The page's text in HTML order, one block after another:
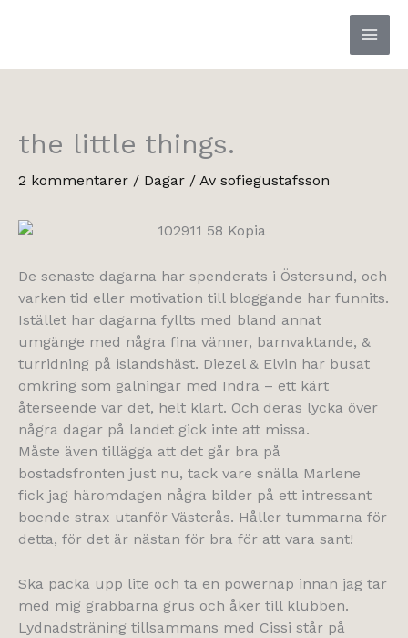
the little things.
2 kommentarer / Dagar / Av sofiegustafsson
De senaste dagarna har spenderats i Östersund, och
varken tid eller motivation till bloggande har funnits.
Istället har dagarna fyllts med bland annat
umgänge med några fina vänner, barnvaktande, &
turridning på islandshäst. Diezel & Elvin har busat
omkring som galningar med Indra – ett kärt
återseende var det, helt klart. Och deras lycka över
några dagar på landet gick inte att missa.
Måste även tillägga att det går bra på
bostadsfronten just nu, tack vare snälla Marlene
fick jag häromdagen några bilder på ett intressant
boende strax utanför Västerås. Håller tummarna för
detta, för det är nästan för bra för att vara sant!
Ska packa upp lite och ta en powernap innan jag tar
med mig grabbarna grus och åker till klubben.
Lydnadsträning tillsammans med Cissi står på